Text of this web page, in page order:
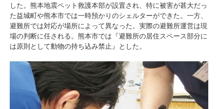
した。熊本地震ペット救護本部が設置され、特に被害が甚大だっ
た益城町や熊本市では一時預かりのシェルターができた。一方、
避難所では対応が場所によって異なった。実際の避難所運営は現
場の判断に任される。熊本市では『避難所の居住スペース部分に
は原則として動物の持ち込み禁止』とした。